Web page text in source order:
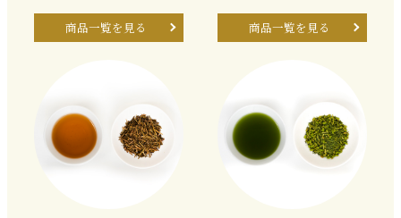
商品一覧を見る 商品一覧を見る